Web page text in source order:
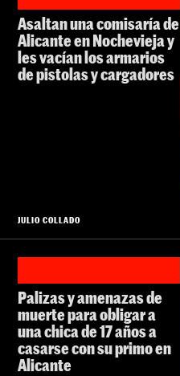
Asaltan una comisaría de
Alicante en Nochevieja y
les vacían los armarios
de pistolas y cargadores
JULIO COLLADO
Palizas y amenazas de
muerte para obligar a
una chica de 17 años a
casarse con su primo en
Alicante